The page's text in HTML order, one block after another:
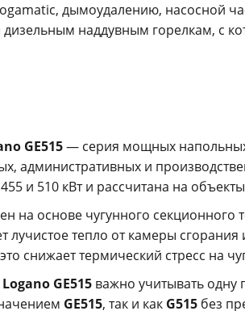
дымоудалению, насосной
наддувным горелкам, с
GE515— серия мощных напольных
административных и
и 510 кВт и рассчитана на
на основе чугунного
лучистое тепло от камеры
снижает термический стресс на
Logano GE515 важно учитывать одну
GE515, так и как G515 без